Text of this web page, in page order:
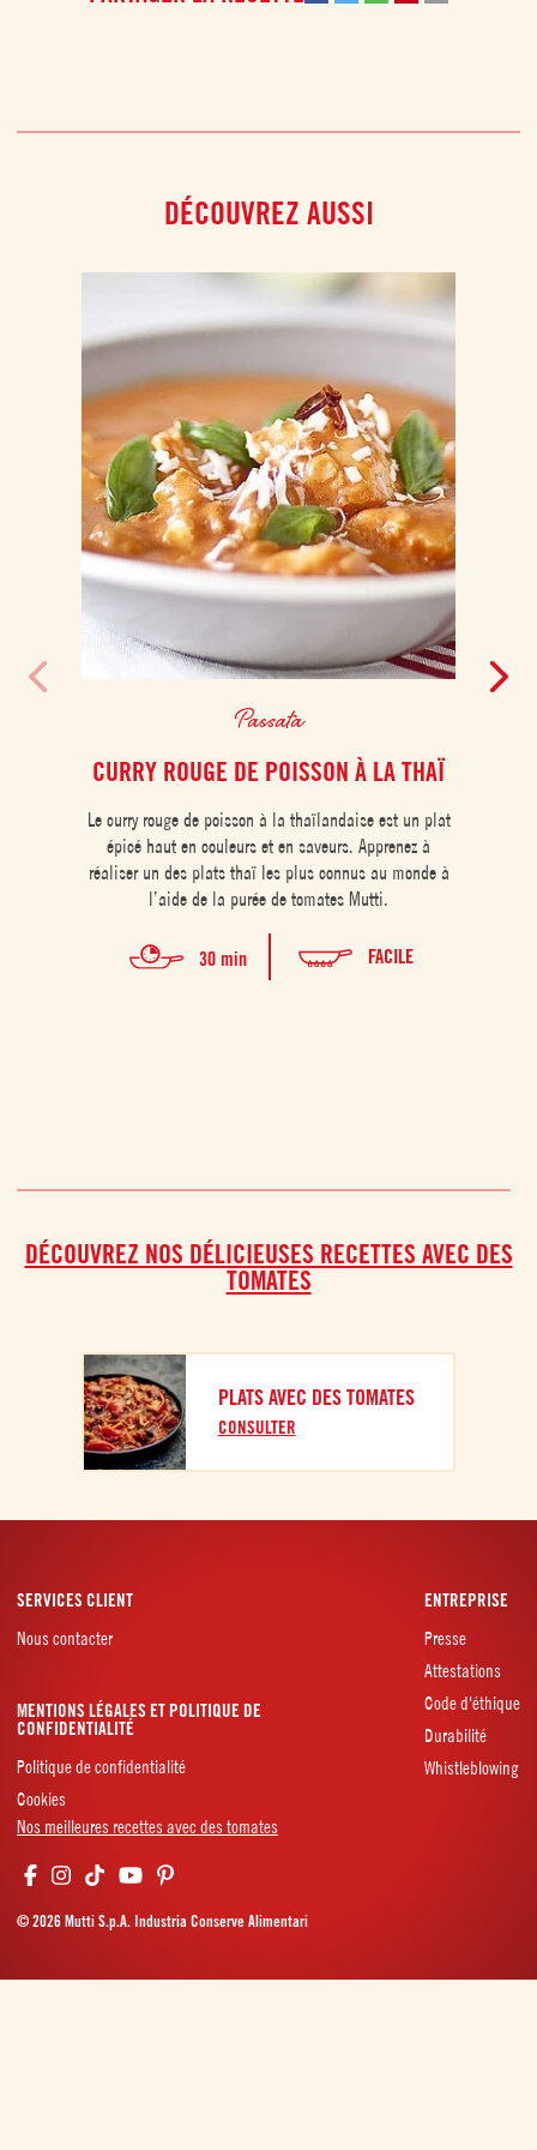
DÉCOUVREZ AUSSI
Passata
CURRY ROUGE DE POISSON À LA THAÏ
Le curry rouge de poisson à la thaïlandaise est un plat
épicé haut en couleurs et en saveurs. Apprenez à
réaliser un des plats thaï les plus connus au monde à
l’aide de la purée de tomates Mutti.
30 min FACILE
DÉCOUVREZ NOS DÉLICIEUSES RECETTES AVEC DES
TOMATES
PLATS AVEC DES TOMATES
CONSULTER
SERVICES CLIENT
Nous contacter
ENTREPRISE
Presse
Attestations
Code d'éthique
Durabilité
Whistleblowing
MENTIONS LÉGALES ET POLITIQUE DE
CONFIDENTIALITÉ
Politique de confidentialité
Cookies
Nos meilleures recettes avec des tomates
© 2026 Mutti S.p.A. Industria Conserve Alimentari